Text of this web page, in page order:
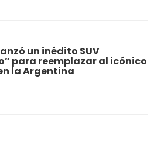
un inédito SUV
para reemplazar al icónico
la Argentina